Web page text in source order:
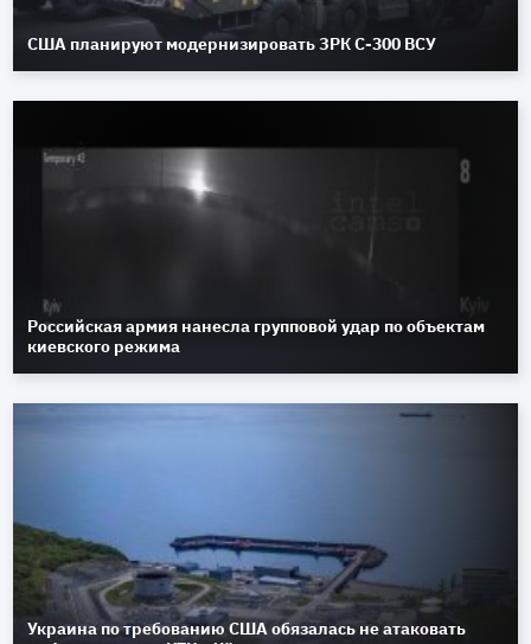
США планируют модернизировать ЗРК С-300 ВСУ
Российская армия нанесла групповой удар по объектам
киевского режима
Украина по требованию США обязалась не атаковать